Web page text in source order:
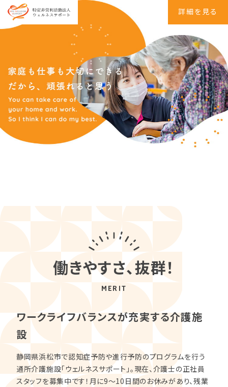
詳細を見る
働きやすさ、抜群！
MERIT
ワークライフバランスが充実する介護施
設
静岡県浜松市で認知症予防や進行予防のプログラムを行う
通所介護施設「ウェルネスサポート」。現在、介護士の正社員
スタッフを募集中です！月に9〜10日間のお休みがあり、残業